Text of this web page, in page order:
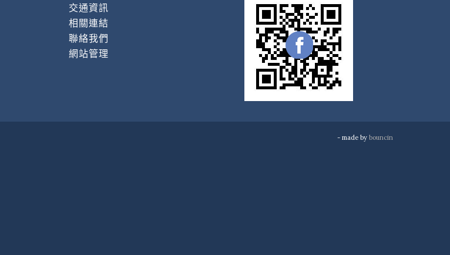
交通資訊
相關連結
聯絡我們
網站管理
- made by bouncin